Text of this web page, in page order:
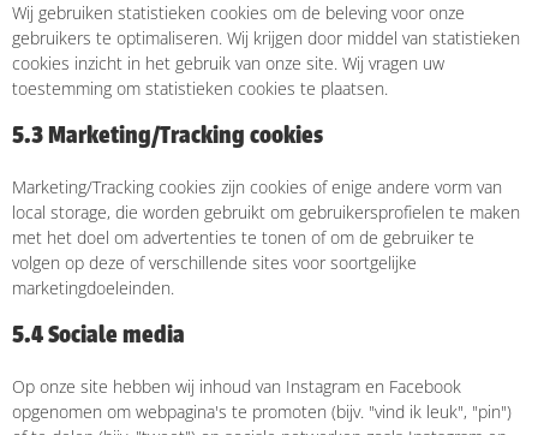
Wij gebruiken statistieken cookies om de beleving voor onze
gebruikers te optimaliseren. Wij krijgen door middel van statistieken
cookies inzicht in het gebruik van onze site. Wij vragen uw
toestemming om statistieken cookies te plaatsen.
5.3 Marketing/Tracking cookies
Marketing/Tracking cookies zijn cookies of enige andere vorm van
local storage, die worden gebruikt om gebruikersprofielen te maken
met het doel om advertenties te tonen of om de gebruiker te
volgen op deze of verschillende sites voor soortgelijke
marketingdoeleinden.
5.4 Sociale media
Op onze site hebben wij inhoud van Instagram en Facebook
opgenomen om webpagina's te promoten (bijv. "vind ik leuk", "pin")